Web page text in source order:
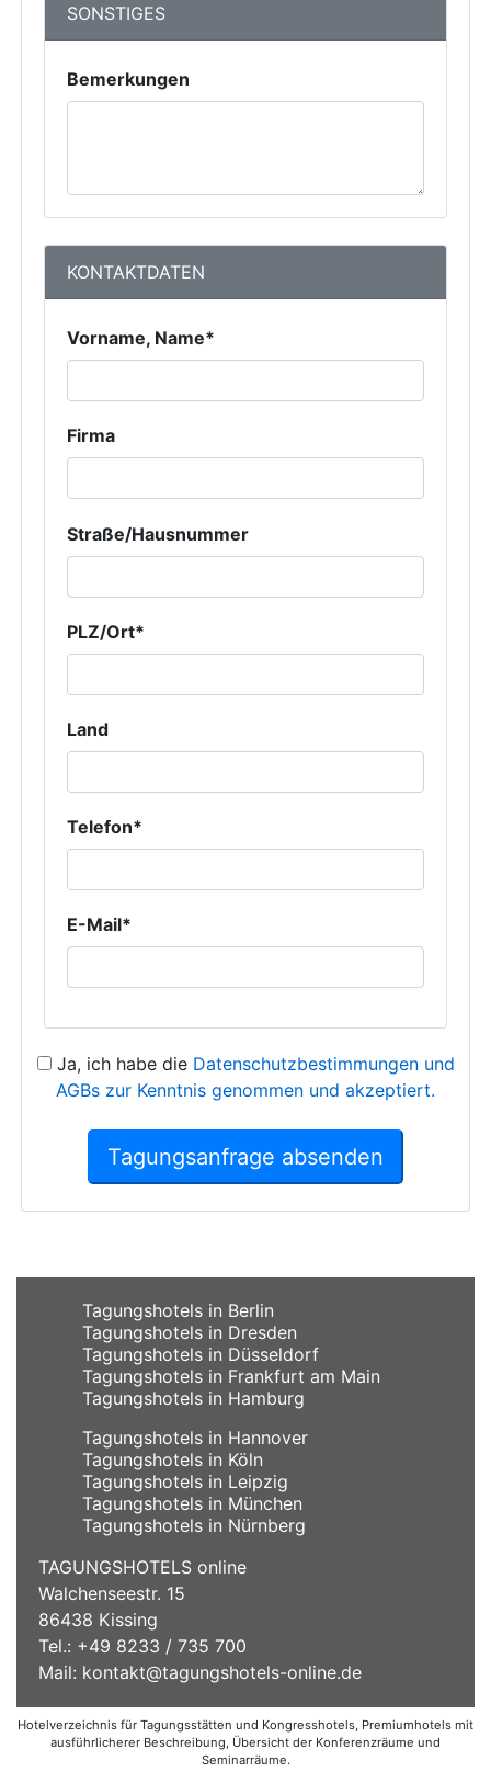
SONSTIGES
Bemerkungen
KONTAKTDATEN
Vorname, Name*
Firma
Straße/Hausnummer
PLZ/Ort*
Land
Telefon*
E-Mail*
Ja, ich habe die Datenschutzbestimmungen und
AGBs zur Kenntnis genommen und akzeptiert.
Tagungsanfrage absenden
Tagungshotels in Berlin
Tagungshotels in Dresden
Tagungshotels in Düsseldorf
Tagungshotels in Frankfurt am Main
Tagungshotels in Hamburg
Tagungshotels in Hannover
Tagungshotels in Köln
Tagungshotels in Leipzig
Tagungshotels in München
Tagungshotels in Nürnberg
TAGUNGSHOTELS online
Walchenseestr. 15
86438 Kissing
Tel.: +49 8233 / 735 700
Mail: kontakt@tagungshotels-online.de
Hotelverzeichnis für Tagungsstätten und Kongresshotels, Premiumhotels mit
ausführlicherer Beschreibung, Übersicht der Konferenzräume und
Seminarräume.